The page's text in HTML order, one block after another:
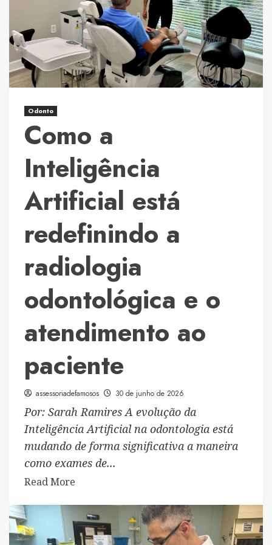
artificial
transformou
o
desenvolvimento
de
software
Odonto
Como a
Inteligência
Artificial está
redefinindo a
radiologia
odontológica e o
atendimento ao
paciente
assessoriadefamosos 30 de junho de 2026
Por: Sarah Ramires A evolução da
Inteligência Artificial na odontologia está
mudando de forma significativa a maneira
como exames de...
Read More
about
Como
a